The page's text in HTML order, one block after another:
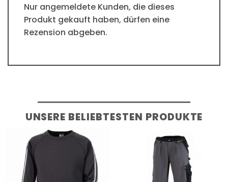
Nur angemeldete Kunden, die dieses
Produkt gekauft haben, dürfen eine
Rezension abgeben.
UNSERE BELIEBTESTEN PRODUKTE